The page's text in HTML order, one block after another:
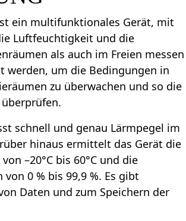
ein multifunktionales Gerät, mit
Luftfeuchtigkeit und die
als auch im Freien messen
werden, um die Bedingungen in
zu überwachen und so die
schnell und genau Lärmpegel im
hinaus ermittelt das Gerät die
–20°C bis 60°C und die
0 % bis 99,9 %. Es gibt
Daten und zum Speichern der